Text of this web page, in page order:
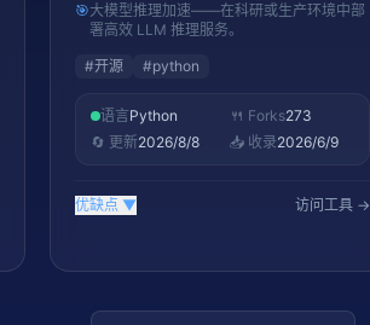
🎯大模型推理加速——在科研或生产环境中部
署高效 LLM 推理服务。
#开源 #python
语言Python 🍴 Forks273
🔄 更新2026/8/8 📥 收录2026/6/9
优缺点 ▼ 访问工具 →